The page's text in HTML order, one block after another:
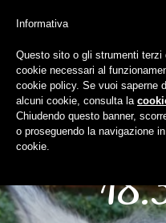
Informativa
Questo sito o gli strumenti
cookie necessari al
cookie policy. Se vuoi saperne
alcuni cookie, consulta la
Chiudendo questo banner,
o proseguendo la navigazione
cookie.